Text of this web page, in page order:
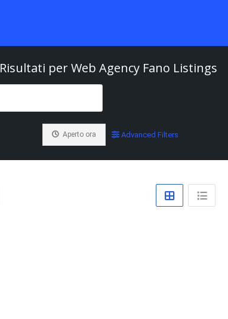
Risultati perWeb Agency Fano Listings
Aperto ora Advanced Filters